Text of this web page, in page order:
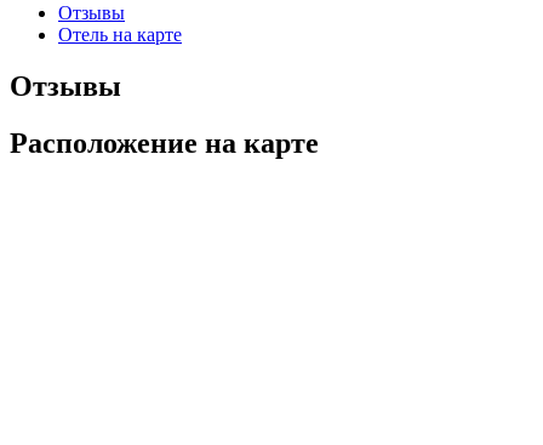
Отзывы
Отель на карте
Отзывы
Расположение на карте